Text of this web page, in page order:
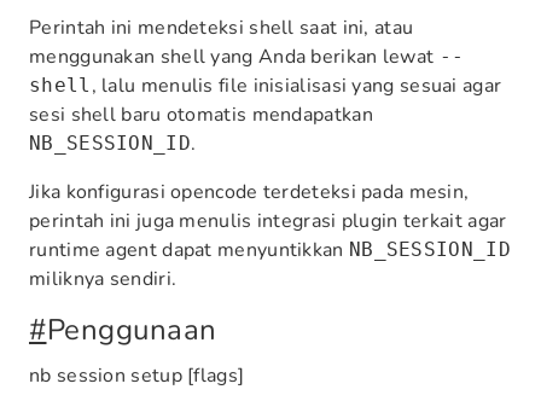
Perintah ini mendeteksi shell saat ini, atau
menggunakan shell yang Anda berikan lewat --
shell , lalu menulis file inisialisasi yang sesuai agar
sesi shell baru otomatis mendapatkan
NB_SESSION_ID.
Jika konfigurasi opencode terdeteksi pada mesin,
perintah ini juga menulis integrasi plugin terkait agar
runtime agent dapat menyuntikkan NB_SESSION_ID
miliknya sendiri.
#Penggunaan
nb session setup [flags]